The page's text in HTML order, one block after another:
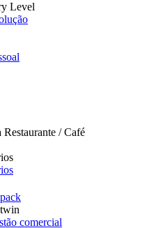
Level
Restaurante / Café
comercial